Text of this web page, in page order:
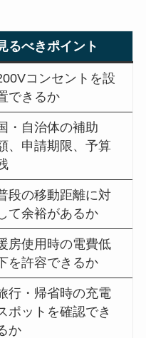
るべきポイント
コンセントを設
できるか
・自治体の補助
、申請期限、予算
段の移動距離に対
て余裕があるか
房使用時の電費低
を許容できるか
行・帰省時の充電
ポットを確認でき
か